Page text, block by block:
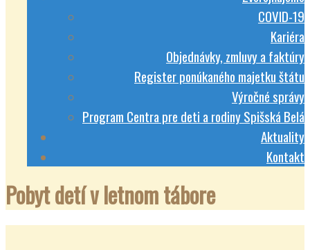
COVID-19
Kariéra
Objednávky, zmluvy a faktúry
Register ponúkaného majetku štátu
Výročné správy
Program Centra pre deti a rodiny Spišská Belá
Aktuality
Kontakt
Pobyt detí v letnom tábore